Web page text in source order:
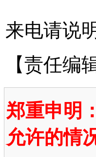
来电请说
【责任编
郑重申明
允许的情